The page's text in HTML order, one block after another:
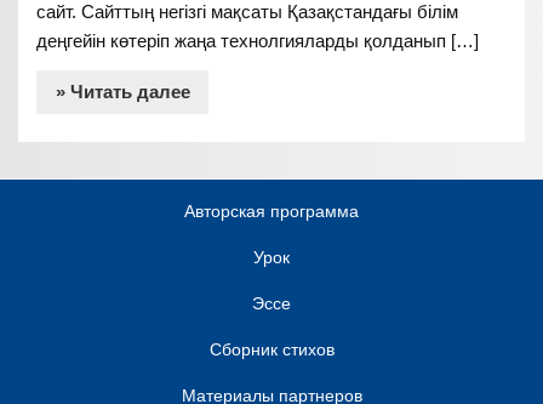
сайт. Сайттың негізгі мақсаты Қазақстандағы білім
деңгейін көтеріп жаңа технолгияларды қолданып […]
» Читать далее
Авторская программа
Урок
Эссе
Сборник стихов
Материалы партнеров